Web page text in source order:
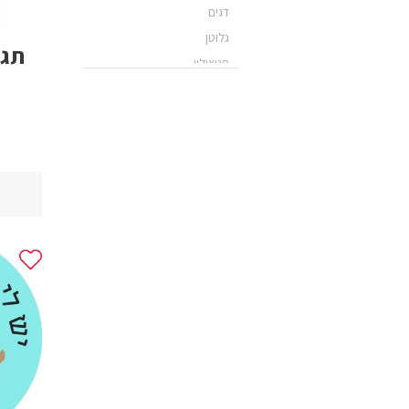
דגים
גלוטן
פניצילין